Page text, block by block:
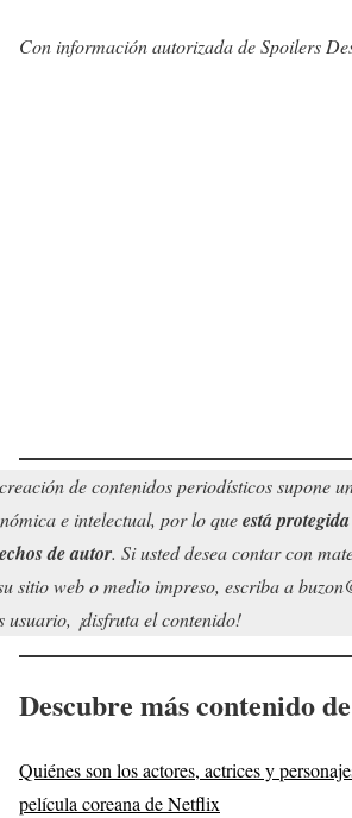
Con informaciónautorizadade Spoilers
de contenidos periodísticos supone
e intelectual, por lo queestá
de autor. Si usted desea contar con
sitio web o medio impreso, escriba a
usuario, ¡disfruta el contenido!
Descubre más contenido
Quiénes son los actores, actrices y
película coreana de Netflix